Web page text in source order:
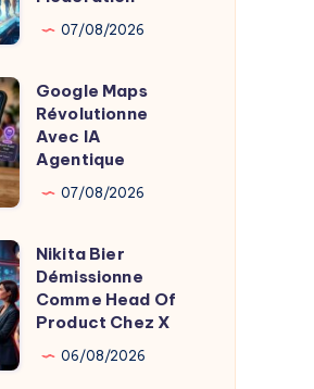
07/08/2026
Google Maps
Révolutionne
Avec IA
Agentique
07/08/2026
Nikita Bier
Démissionne
Comme Head Of
Product Chez X
06/08/2026